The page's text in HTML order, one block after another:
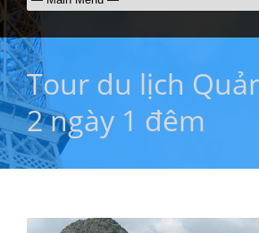
Tour du lịch
2 ngày 1 đêm